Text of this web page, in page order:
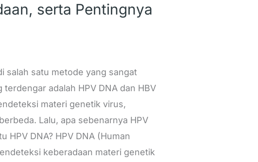
serta Pentingnya
salah satu metode yang sangat
adalah HPV DNA dan HBV
materi genetik virus,
Lalu, apa sebenarnya HPV
HPV DNA? HPV DNA (Human
keberadaan materi genetik